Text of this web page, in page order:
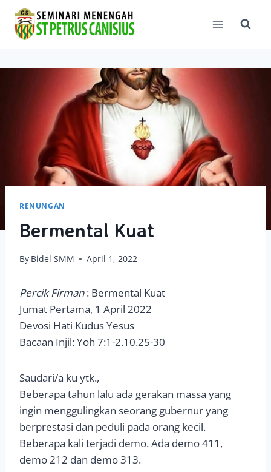
content
RENUNGAN
Bermental Kuat
By Bidel SMM April 1, 2022
Percik Firman: Bermental Kuat
Jumat Pertama, 1 April 2022
Devosi Hati Kudus Yesus
Bacaan Injil: Yoh 7:1-2.10.25-30
Saudari/a ku ytk.,
Beberapa tahun lalu ada gerakan massa yang
ingin menggulingkan seorang gubernur yang
berprestasi dan peduli pada orang kecil.
Beberapa kali terjadi demo. Ada demo 411,
demo 212 dan demo 313.